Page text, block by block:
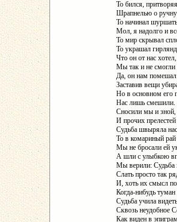
То бился,
Шрапнелью о
То начинал
Мол, я надолго и
То мир скрывал
То украшал
Что он от нас
Мы так и не смогли
Да, он нам
Заставив вещи
Но в основном его
Нас лишь смешили.
Сносили мы и
И прочих прелестей
Судьба швыряла
То в комариный рай
Мы не бросали ей
А шли с улыбкою
Мы верили: Судьба
Слать просто так
И, хоть их смысл
Когда-нибудь туман
Судьба учила
Сквозь неудобное
Как виден в